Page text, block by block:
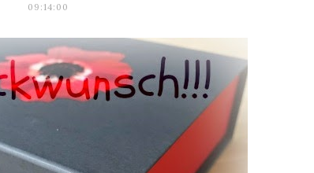
09:14:00